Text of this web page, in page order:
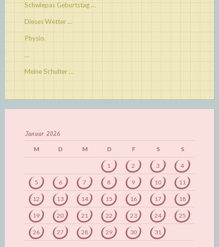
Schwiepas Geburtstag …
Dieses Wetter …
Physio.
…
Meine Schulter …
Januar 2026
M D M D F S S
1 2 3 4
5 6 7 8 9 10 11
12 13 14 15 16 17 18
19 20 21 22 23 24 25
26 27 28 29 30 31